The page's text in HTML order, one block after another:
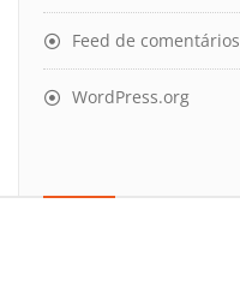
Feed de comentários
WordPress.org